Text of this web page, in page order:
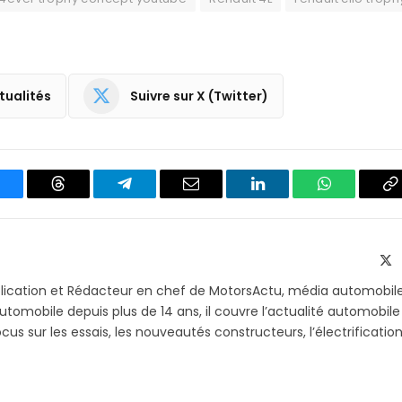
Suivre sur X (Twitter)
Threads
Partager
Email LinkedIn WhatsApp
et Rédacteur en chef de MotorsActu, média
depuis plus de 14 ans, il couvre l’actualité automobile
sur les essais, les nouveautés constructeurs,